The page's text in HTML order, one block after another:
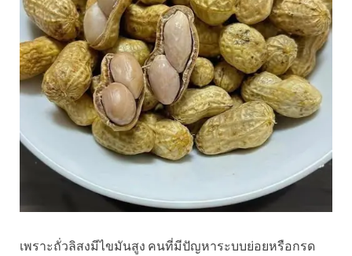
เพราะถั่วลิสงมีไขมันสูง คนที่มีปัญหาระบบย่อยหรือกรด